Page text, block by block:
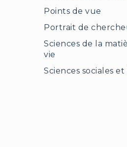
Points de vue
Portrait de
Sciences de la
vie
Sciences sociales